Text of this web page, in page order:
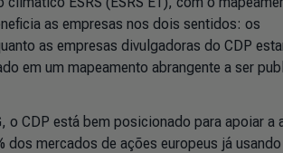
as empresas nos dois sentidos: os
as empresas divulgadoras do CDP
em um mapeamento abrangente a ser
o CDP está bem posicionado para apoiar a
mercados de ações europeus já usando